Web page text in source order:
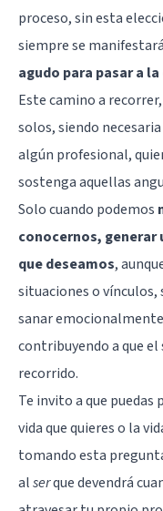
proceso, sin esta
siempre se
agudo para pasar a
Este camino a
solos, siendo
algún profesional,
sostenga aquellas
Solo cuando podemos
conocernos, generar
que deseamos,
situaciones o
sanar
contribuyendo a que
recorrido.
Te invito a que
vida que quieres o la
tomando esta
alserque devendrá